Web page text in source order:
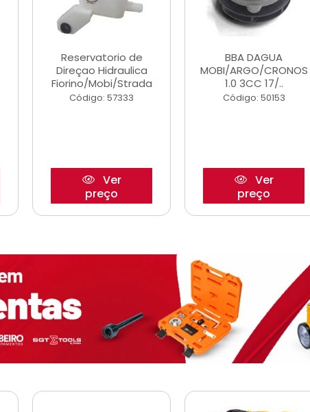
Reservatorio de
Direçao Hidraulica
Fiorino/Mobi/Strada
Código: 57333
Ver
preço
BBA DAGUA
MOBI/ARGO/CRONOS
1.0 3CC 17/..
Código: 50153
Ver
preço